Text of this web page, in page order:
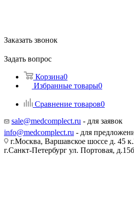
Заказать звонок
Задать вопрос
Корзина0
Избранные товары0
Сравнение товаров0
sale@medcomplect.ru - для заявок
info@medcomplect.ru - для
г.Москва, Варшавское шоссе д. 45
г.Санкт-Петербург ул. Портовая,